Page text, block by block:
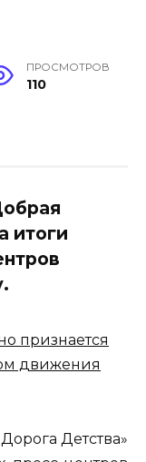
ПРОСМОТРОВ
110
итоги
Детства»